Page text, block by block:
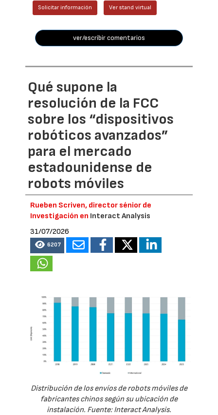
Solicitar información Ver stand virtual
ver/escribir comentarios
Qué supone la
resolución de la FCC
sobre los “dispositivos
robóticos avanzados”
para el mercado
estadounidense de
robots móviles
Rueben Scriven, director sénior de
Investigación en Interact Analysis
31/07/2026
6207
Distribución de los envíos de robots móviles de
fabricantes chinos según su ubicación de
instalación. Fuente: Interact Analysis.